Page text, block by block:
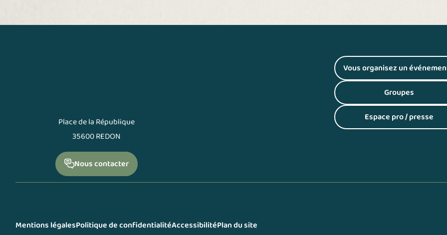
Place de la République
35600 REDON
Nous contacter
Vous organisez un(S'ouvre
Groupes
(S'ouvre
Espace pro / presse
(S'ouvre
Mentions légalesPolitique de confidentialitéAccessibilitéPlan du site